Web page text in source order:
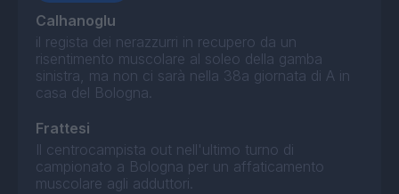
Calhanoglu
il regista dei nerazzurri in recupero da un
risentimento muscolare al soleo della gamba
sinistra, ma non ci sarà nella 38a giornata di A in
casa del Bologna.
Frattesi
Il centrocampista out nell'ultimo turno di
campionato a Bologna per un affaticamento
muscolare agli adduttori.